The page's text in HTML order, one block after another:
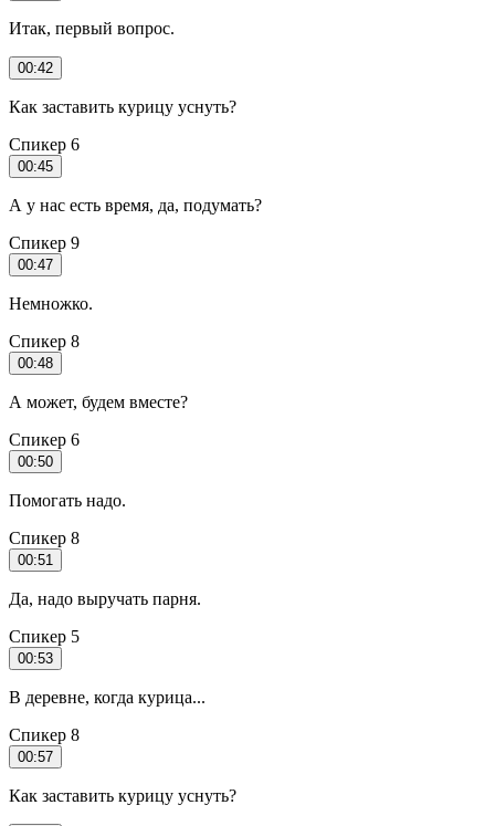
Итак, первый вопрос.
00:42
Как заставить курицу уснуть?
Спикер 6
00:45
А у нас есть время, да, подумать?
Спикер 9
00:47
Немножко.
Спикер 8
00:48
А может, будем вместе?
Спикер 6
00:50
Помогать надо.
Спикер 8
00:51
Да, надо выручать парня.
Спикер 5
00:53
В деревне, когда курица...
Спикер 8
00:57
Как заставить курицу уснуть?